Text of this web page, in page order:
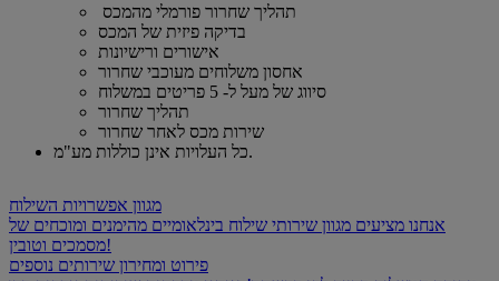
תהליך שחרור פורמלי מהמכס
בדיקה פיזית של המכס
אישורים ורישיונות
אחסון משלוחים מעוכבי שחרור
סיווג של מעל ל- 5 פריטים במשלוח
תהליך שחרור
שירות מכס לאחר שחרור
כל העלויות אינן כוללות מע"מ.
מגוון אפשרויות השילוח
אנחנו מציעים מגוון שירותי שילוח בינלאומיים מהימנים ומוכחים של
מסמכים וטובין!
פירוט ומחירון שירותים נוספים